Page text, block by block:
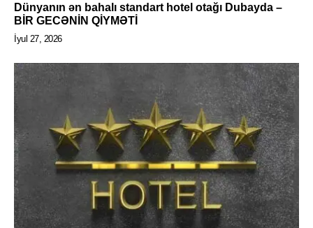
Dünyanın ən bahalı standart hotel otağı Dubayda –
BİR GECƏNİN QİYMƏTİ
İyul 27, 2026